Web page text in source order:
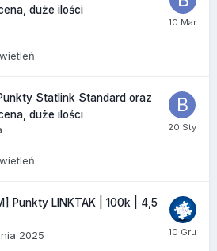
duże ilości
Statlink Standard oraz
duże ilości
Punkty LINKTAK | 100k | 4,5
2025